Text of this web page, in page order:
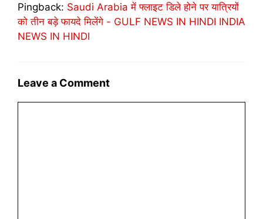
Pingback: Saudi Arabia में फ्लाइट डिले होने पर यात्रियों
को तीन बड़े फायदे मिलेंगे - GULF NEWS IN HINDI INDIA
NEWS IN HINDI
Leave a Comment